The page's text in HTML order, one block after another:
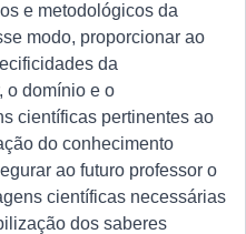
e metodológicos da
modo, proporcionar ao
da
o domínio e o
científicas pertinentes ao
do conhecimento
ao futuro professor o
científicas necessárias
dos saberes